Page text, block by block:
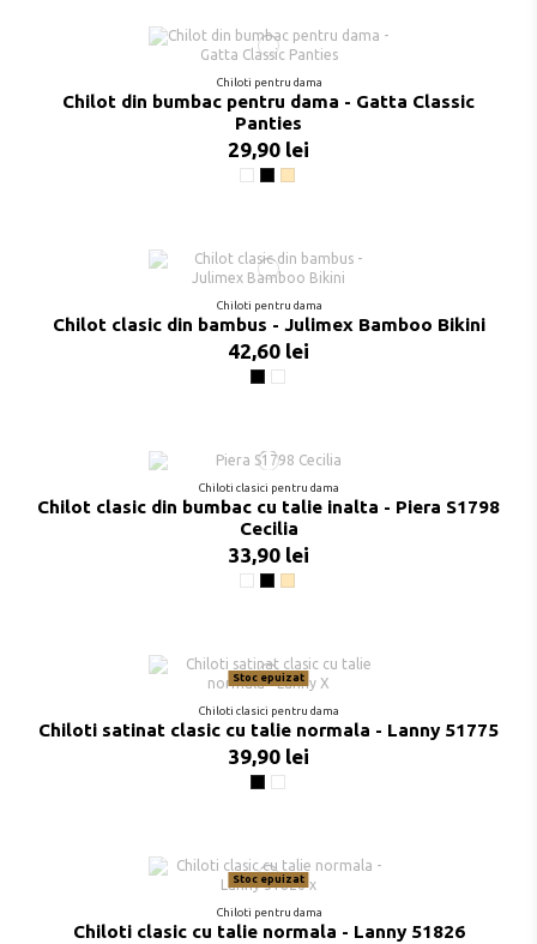
Chiloti pentru dama
Chilot din bumbac pentru dama - Gatta Classic
Panties
29,90 lei
AlbNegru
Bej
Chiloti pentru dama
Chilot clasic din bambus - Julimex Bamboo Bikini
42,60 lei
NegruNude
Chiloti clasici pentru dama
Chilot clasic din bumbac cu talie inalta - Piera S1798
Cecilia
33,90 lei
AlbNegru
Bej
Stoc epuizat
Chiloti clasici pentru dama
Chiloti satinat clasic cu talie normala - Lanny 51775
39,90 lei
NegruMiele
Stoc epuizat
Chiloti pentru dama
Chiloti clasic cu talie normala - Lanny 51826